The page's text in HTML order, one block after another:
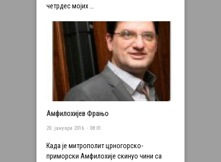
четрдес мојих …
Амфилохијев Фрањо
20. јануара 2016. - 08:01
Када је митрополит црногорско-
приморски Амфилохије скинуо чини са